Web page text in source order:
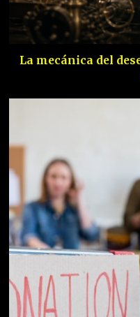
La mecánica del